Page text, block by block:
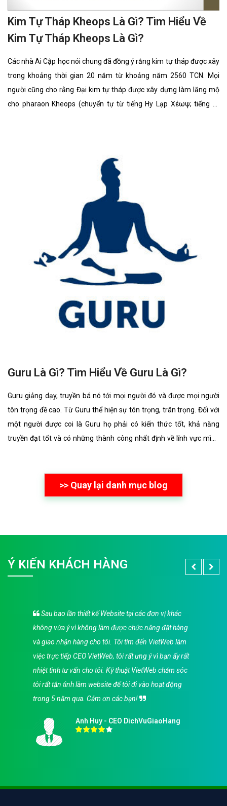
Kim Tự Tháp Kheops Là Gì? Tìm Hiểu Về
Kim Tự Tháp Kheops Là Gì?
Các nhà Ai Cập học nói chung đã đồng ý rằng kim tự tháp được xây
trong khoảng thời gian 20 năm từ khoảng năm 2560 TCN. Mọi
người cũng cho rằng Đại kim tự tháp được xây dựng làm lăng mộ
cho pharaon Kheops (chuyển tự từ tiếng Hy Lạp Χέωψ; tiếng Ai
Guru Là Gì? Tìm Hiểu Về Guru Là Gì?
Guru giảng dạy, truyền bá nó tới mọi người đó và được mọi người
tôn trọng đề cao. Từ Guru thể hiện sự tôn trọng, trân trọng. Đối với
một người được coi là Guru họ phải có kiến thức tốt, khả năng
truyền đạt tốt và có những thành công nhất định về lĩnh vực mình
>> Quay lại danh mục blog
Ý KIẾN KHÁCH HÀNG
Sau bao lần thiết kế Website tại các đơn vị khác
không vừa ý vì không làm được chức năng đặt hàng
và giao nhận hàng cho tôi. Tôi tìm đến VietWeb làm
việc trực tiếp CEO VietWeb, tôi rất ưng ý vì bạn ấy rất
nhiệt tình tư vấn cho tôi. Kỹ thuật VietWeb chăm sóc
tôi rất tận tình làm website để tôi đi vào hoạt động
trong 5 năm qua. Cảm ơn các bạn!
Anh Huy - CEO DichVuGiaoHang